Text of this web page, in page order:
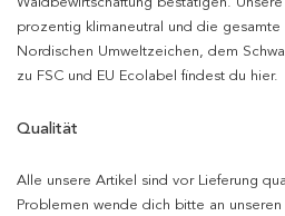
prozentig klimaneutral und die
Nordischen Umweltzeichen, dem
zu FSC und EU Ecolabel findest du hier.
Qualität
Alle unsere Artikel sind vor Lieferung
Problemen wende dich bitte an unseren